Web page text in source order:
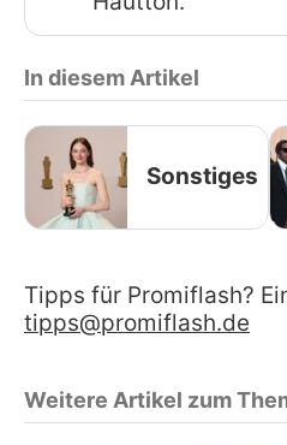
In diesem Artikel
Sonstiges
Tipps für Promiflash?
tipps@promiflash.de
Weitere Artikel zum